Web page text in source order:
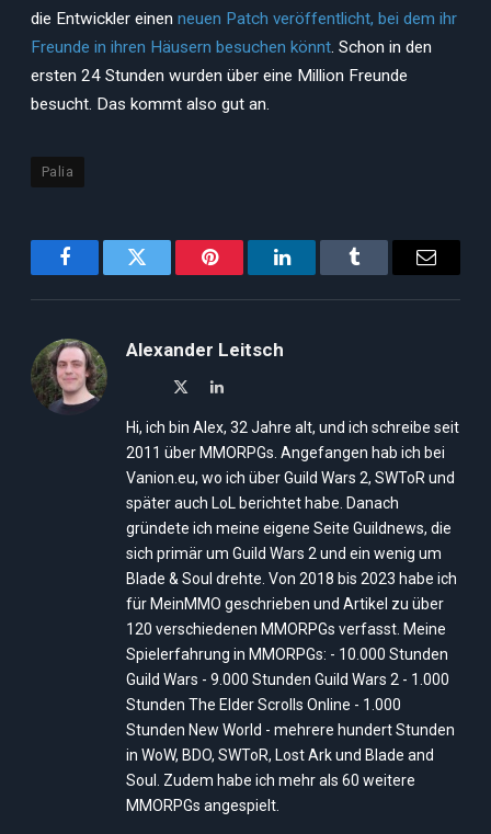
die Entwickler einen neuen Patch veröffentlicht, bei dem ihr
Freunde in ihren Häusern besuchen könnt. Schon in den
ersten 24 Stunden wurden über eine Million Freunde
besucht. Das kommt also gut an.
Palia
FacebookTwitter PinterestLinkedInTumblr Email
Alexander Leitsch
LinkedIn
Hi, ich bin Alex, 32 Jahre alt, und ich schreibe seit
2011 über MMORPGs. Angefangen hab ich bei
Vanion.eu, wo ich über Guild Wars 2, SWToR und
später auch LoL berichtet habe. Danach
gründete ich meine eigene Seite Guildnews, die
sich primär um Guild Wars 2 und ein wenig um
Blade & Soul drehte. Von 2018 bis 2023 habe ich
für MeinMMO geschrieben und Artikel zu über
120 verschiedenen MMORPGs verfasst. Meine
Spielerfahrung in MMORPGs: - 10.000 Stunden
Guild Wars - 9.000 Stunden Guild Wars 2 - 1.000
Stunden The Elder Scrolls Online - 1.000
Stunden New World - mehrere hundert Stunden
in WoW, BDO, SWToR, Lost Ark und Blade and
Soul. Zudem habe ich mehr als 60 weitere
MMORPGs angespielt.